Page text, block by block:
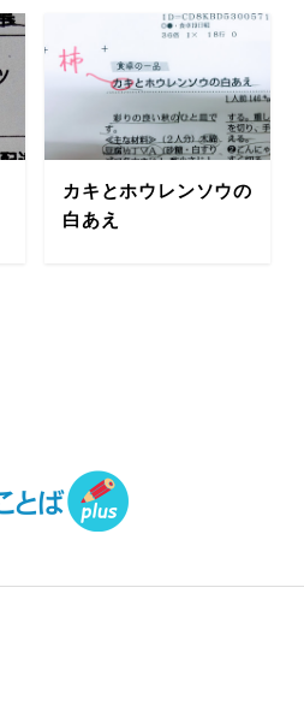
カキとホウレンソウの
白あえ